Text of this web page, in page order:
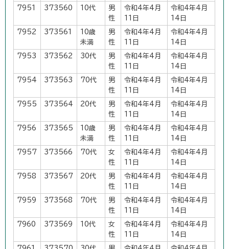
7951 373560 10代
男
性
令和4年4月
11日
令和4年4月
14日
7952 373561
10歳
未満
男
性
令和4年4月
11日
令和4年4月
14日
7953 373562 30代
男
性
令和4年4月
11日
令和4年4月
14日
7954 373563 70代
男
性
令和4年4月
11日
令和4年4月
14日
7955 373564 20代
男
性
令和4年4月
11日
令和4年4月
14日
7956 373565
10歳
未満
男
性
令和4年4月
11日
令和4年4月
14日
7957 373566 70代
女
性
令和4年4月
11日
令和4年4月
14日
7958 373567 20代
男
性
令和4年4月
11日
令和4年4月
14日
7959 373568 70代
男
性
令和4年4月
11日
令和4年4月
14日
7960 373569 10代
女
性
令和4年4月
11日
令和4年4月
14日